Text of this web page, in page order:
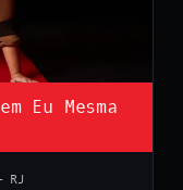
Eu Mesma
RJ